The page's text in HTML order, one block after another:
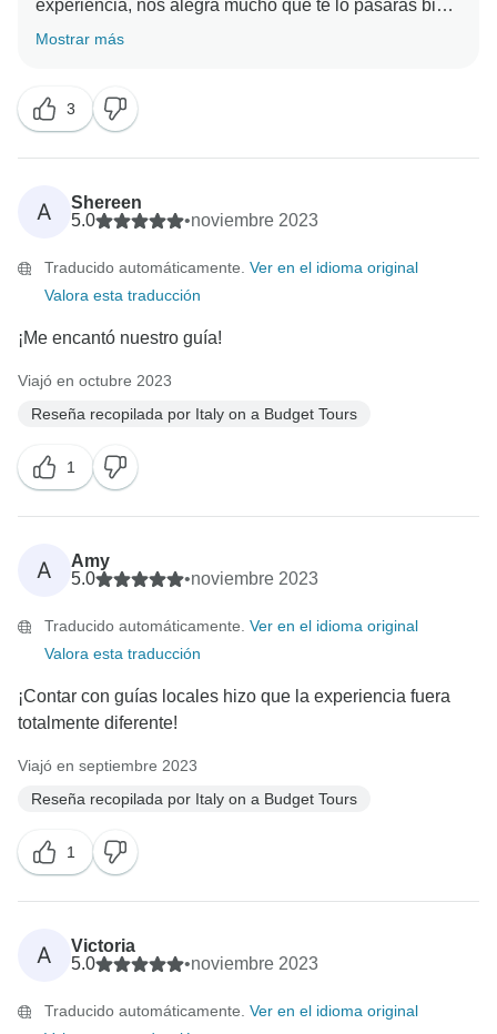
experiencia, nos alegra mucho que te lo pasaras bien,
conocieras a gente increíble y disfrutaras de los guías.
Mostrar más
3
A
Shereen
5.0
•noviembre 2023
Traducido automáticamente. Ver en el idioma original
Valora esta traducción
¡Me encantó nuestro guía!
Viajó en octubre 2023
Reseña recopilada por Italy on a Budget Tours
1
A
Amy
5.0
•noviembre 2023
Traducido automáticamente. Ver en el idioma original
Valora esta traducción
¡Contar con guías locales hizo que la experiencia fuera
totalmente diferente!
Viajó en septiembre 2023
Reseña recopilada por Italy on a Budget Tours
1
A
Victoria
5.0
•noviembre 2023
Traducido automáticamente. Ver en el idioma original